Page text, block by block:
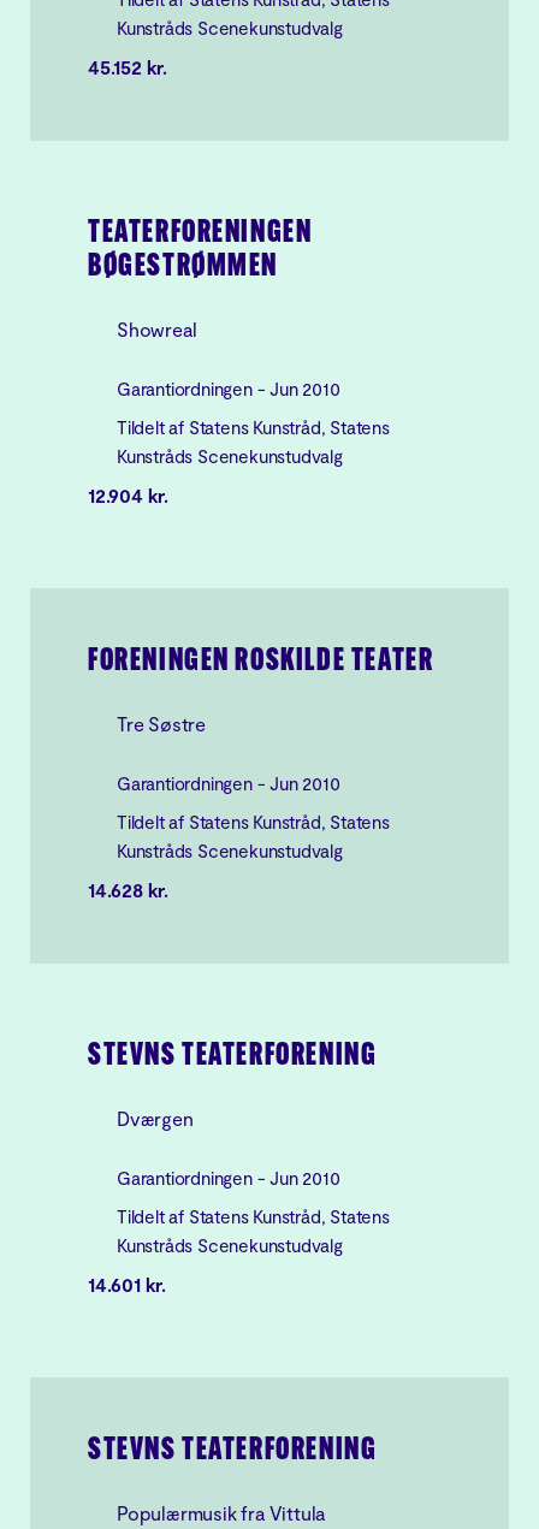
Kunstråds Scenekunstudvalg
45.152 kr.
TEATERFORENINGEN
BØGESTRØMMEN
Showreal
Garantiordningen - Jun 2010
Tildelt af Statens Kunstråd, Statens
Kunstråds Scenekunstudvalg
12.904 kr.
FORENINGEN ROSKILDE TEATER
Tre Søstre
Garantiordningen - Jun 2010
Tildelt af Statens Kunstråd, Statens
Kunstråds Scenekunstudvalg
14.628 kr.
STEVNS TEATERFORENING
Dværgen
Garantiordningen - Jun 2010
Tildelt af Statens Kunstråd, Statens
Kunstråds Scenekunstudvalg
14.601 kr.
STEVNS TEATERFORENING
Populærmusik fra Vittula